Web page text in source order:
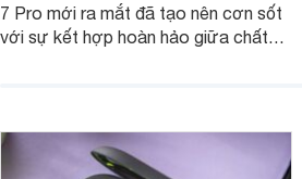
7 Pro mới ra mắt đã tạo nên cơn sốt
với sự kết hợp hoàn hảo giữa chất